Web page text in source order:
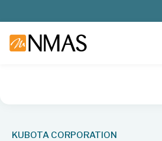
KUBOTA CORPORATION